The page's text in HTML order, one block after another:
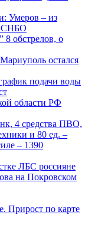
Умеров – из
СНБО
8 обстрелов, о
остался
подачи воды
области РФ
4 средства ПВО,
и 80 ед. –
– 1390
ЛБС россияне
на Покровском
Прирост по карте